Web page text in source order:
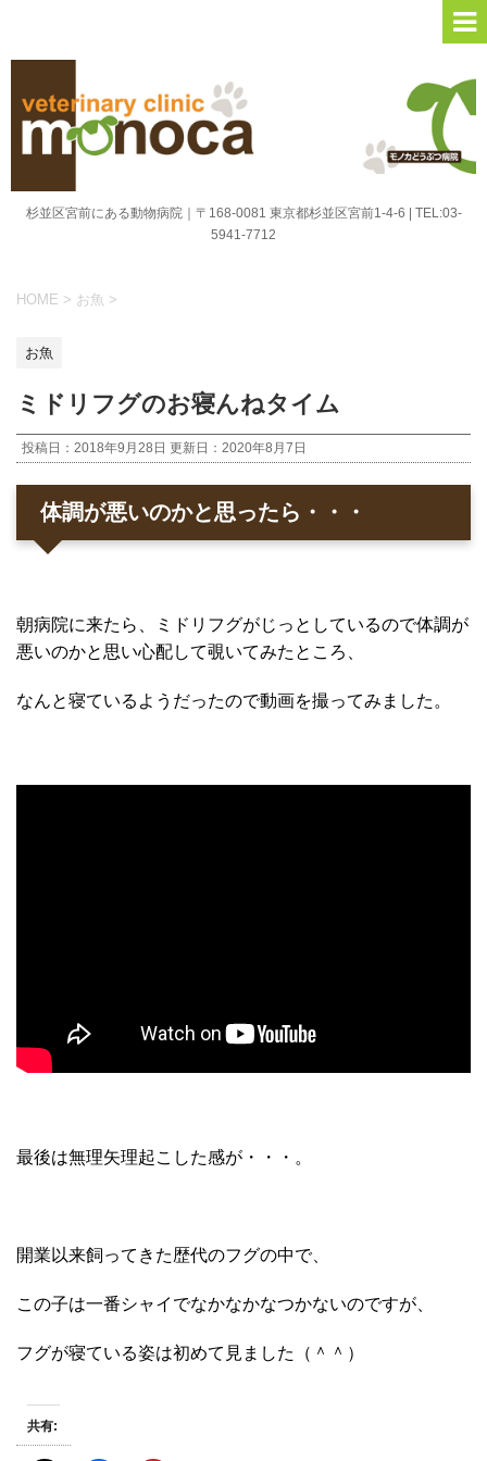
杉並区宮前にある動物病院｜〒168-0081 東京都杉並区宮前1-4-6 | TEL:03-
5941-7712
HOME > お魚 >
お魚
ミドリフグのお寝んねタイム
投稿日：2018年9月28日 更新日： 2020年8月7日
体調が悪いのかと思ったら・・・
朝病院に来たら、ミドリフグがじっとしているので体調が
悪いのかと思い心配して覗いてみたところ、
なんと寝ているようだったので動画を撮ってみました。
最後は無理矢理起こした感が・・・。
開業以来飼ってきた歴代のフグの中で、
この子は一番シャイでなかなかなつかないのですが、
フグが寝ている姿は初めて見ました（＾＾）
共有: